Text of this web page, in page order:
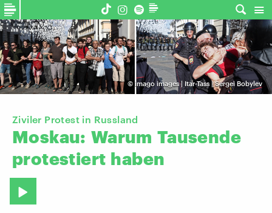
© imago images | Itar-Tass | Sergei Bobylev
Ziviler Protest in Russland
Moskau: Warum Tausende
protestiert haben